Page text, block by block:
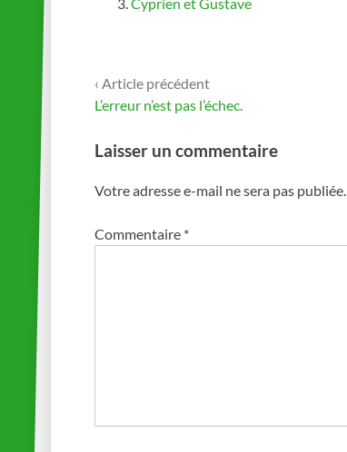
Navigation
de
l’article
‹ Article précédent
L’erreur n’est pas l’échec.
Laisser un commentaire
Votre adresse e-mail ne sera pas publiée.
Commentaire *